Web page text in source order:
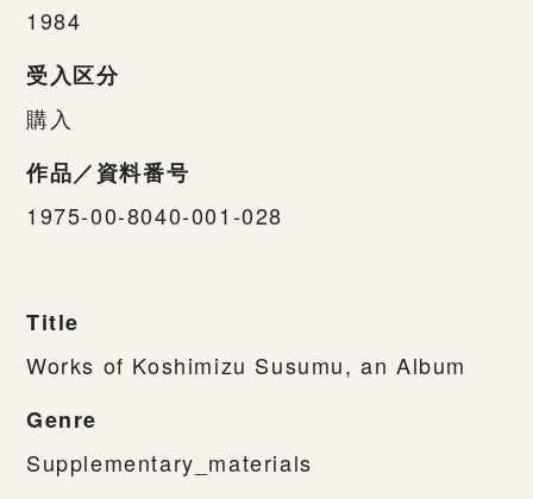
1984
受入区分
購入
作品／資料番号
1975-00-8040-001-028
Title
Works of Koshimizu Susumu, an Album
Genre
Supplementary_materials